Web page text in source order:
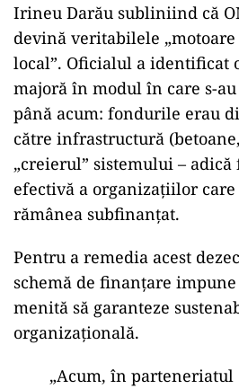
Irineu Darău subliniind că
devină veritabilele
local”. Oficialul a identificat
majoră în modul în care s-
până acum: fondurile erau
către infrastructură
„creierul” sistemului –
efectivă a organizațiilor care
rămânea subfinanțat.
Pentru a remedia acest
schemă de finanțare
menită să garanteze
organizațională.
„Acum, în parteneriatul